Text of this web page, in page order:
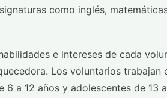
como inglés,
e intereses de cada
Los voluntarios trabajan
a 12 años y adolescentes de 13